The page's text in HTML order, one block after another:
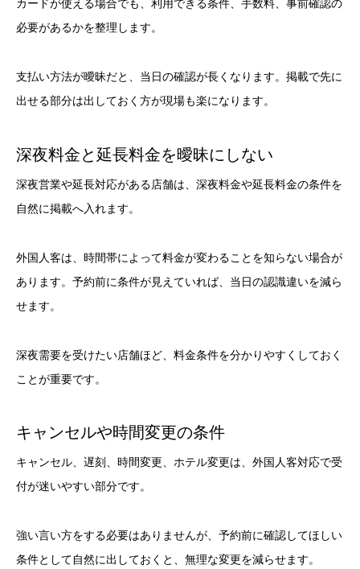
カードが使える場合でも、利用できる条件、手数料、事前確認の
必要があるかを整理します。
支払い方法が曖昧だと、当日の確認が長くなります。掲載で先に
出せる部分は出しておく方が現場も楽になります。
深夜料金と延長料金を曖昧にしない
深夜営業や延長対応がある店舗は、深夜料金や延長料金の条件を
自然に掲載へ入れます。
外国人客は、時間帯によって料金が変わることを知らない場合が
あります。予約前に条件が見えていれば、当日の認識違いを減ら
せます。
深夜需要を受けたい店舗ほど、料金条件を分かりやすくしておく
ことが重要です。
キャンセルや時間変更の条件
キャンセル、遅刻、時間変更、ホテル変更は、外国人客対応で受
付が迷いやすい部分です。
強い言い方をする必要はありませんが、予約前に確認してほしい
条件として自然に出しておくと、無理な変更を減らせます。